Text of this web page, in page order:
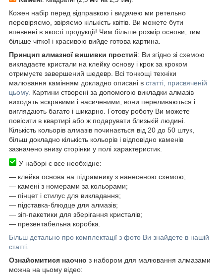
Кожен набір перед відправкою і видачею ми ретельно
перевіряємо, звіряємо кількість квітів. Ви можете бути
впевнені в якості продукції! Чим більше розмір основи, тим
більше чіткої і красивою вийде готова картина.
Принцип алмазної вишивки простий: Ви згідно зі схемою
викладаєте кристали на клейку основу і крок за кроком
отримуєте завершений шедевр. Всі тонкощі техніки
малювання камінням докладно описані в статті, присвяченій
цьому. Картини створені за допомогою викладки алмазів
виходять яскравими і насиченими, вони переливаються і
виглядають багато і шикарно. Готову роботу Ви можете
повісити в квартирі або ж подарувати близькій людині.
Кількість кольорів алмазів починається від 20 до 50 штук,
більш докладно кількість кольорів і відповідно каменів
зазначено внизу сторінки у полі характеристик.
У наборі є все необхідне:
― клейка основа на підрамнику з нанесеною схемою;
― камені з номерами за кольорами;
― пінцет і стилус для викладання;
― підставка-блюдце для алмазів;
― зіп-пакетики для зберігання кристалів;
― презентабельна коробка.
Більш детально про комплектації з фото Ви знайдете в нашій
статті.
Ознайомитися наочно з набором для малювання алмазами
можна на цьому відео: